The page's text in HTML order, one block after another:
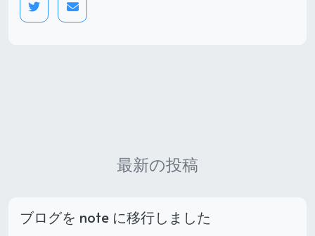
最新の投稿
ブログを note に移行しました